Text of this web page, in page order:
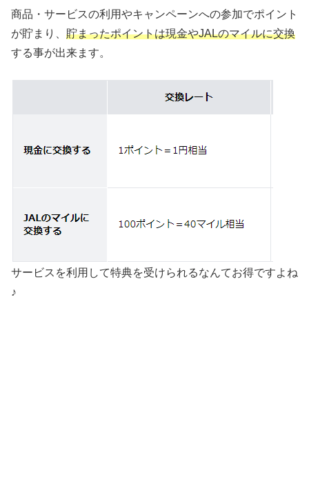
商品・サービスの利用やキャンペーンへの参加でポイント
が貯まり、 貯まったポイントは現金やJALのマイルに交換
する事が出来ます。
サービスを利用して特典を受けられるなんてお得ですよね
♪